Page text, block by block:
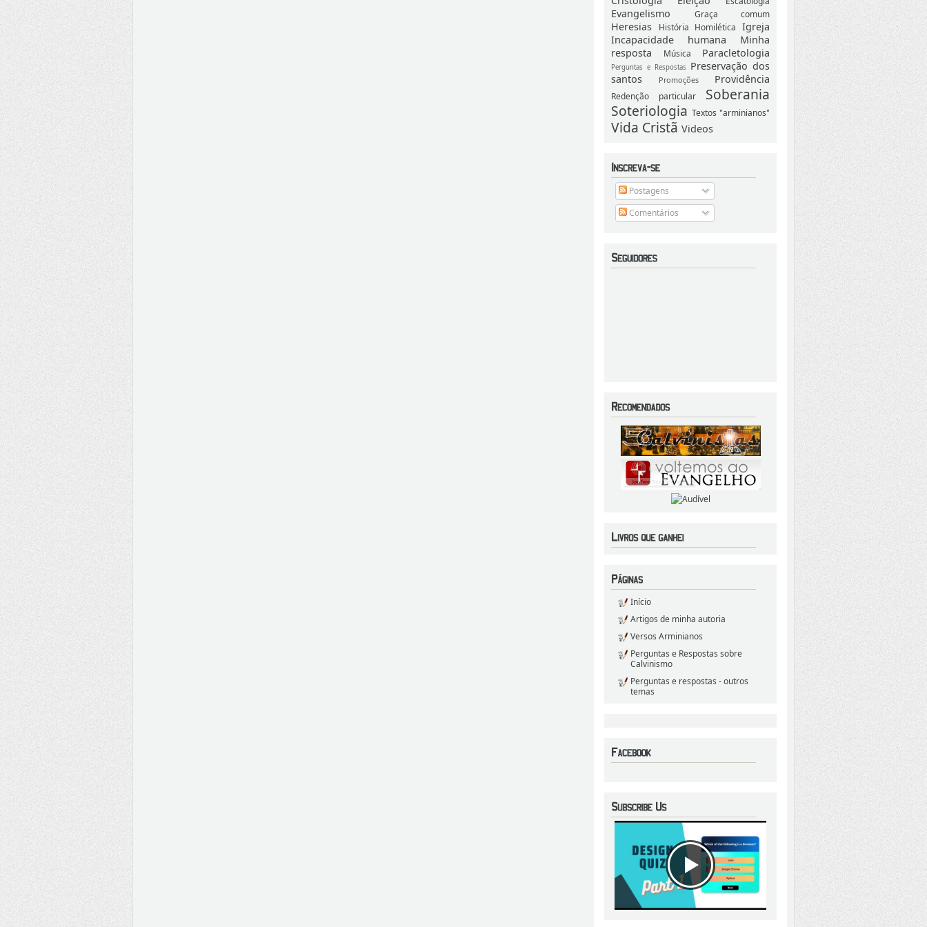
Evangelismo Graça comum
Heresias História Homilética Igreja
Incapacidade humana
Minha
resposta
Música Paracletologia
Perguntas e Respostas
Preservação dos
santos
Promoções Providência
Redenção particular
Soberania
Soteriologia Textos "arminianos"
Vida Cristã Videos
Postagens
Comentários
Início
Artigos de minha autoria
Versos Arminianos
Perguntas e Respostas sobre
Calvinismo
Perguntas e respostas - outros
temas